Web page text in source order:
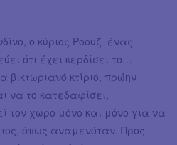
ο κύριος Ρόουζ- ένας
ότι έχει κερδίσει το…
κτίριο, πρώην
να το κατεδαφίσει,
τον χώρο μόνο και μόνο για να
όπως αναμενόταν. Προς